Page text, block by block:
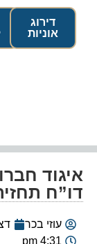
דירוג
אוניות
איגוד
דו”ח תחזית
עוזי בכר
דצמבר
4:31 pm